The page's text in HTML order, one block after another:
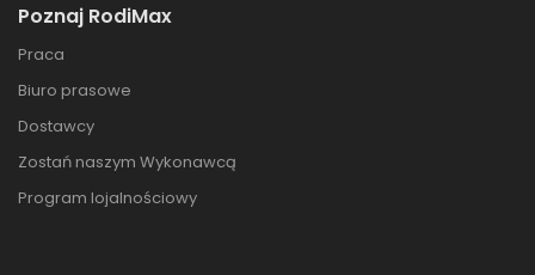
Poznaj RodiMax
Praca
Biuro prasowe
Dostawcy
Zostań naszym Wykonawcą
Program lojalnościowy